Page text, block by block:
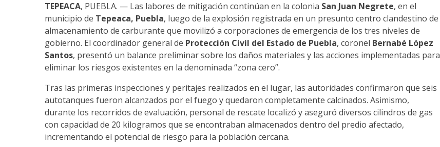
TEPEACA, PUEBLA. — Las labores de mitigación continúan en la colonia San Juan Negrete, en el
municipio de Tepeaca, Puebla, luego de la explosión registrada en un presunto centro clandestino de
almacenamiento de carburante que movilizó a corporaciones de emergencia de los tres niveles de
gobierno. El coordinador general de Protección Civil del Estado de Puebla, coronel Bernabé López
Santos, presentó un balance preliminar sobre los daños materiales y las acciones implementadas para
eliminar los riesgos existentes en la denominada “zona cero”.
Tras las primeras inspecciones y peritajes realizados en el lugar, las autoridades confirmaron que seis
autotanques fueron alcanzados por el fuego y quedaron completamente calcinados. Asimismo,
durante los recorridos de evaluación, personal de rescate localizó y aseguró diversos cilindros de gas
con capacidad de 20 kilogramos que se encontraban almacenados dentro del predio afectado,
incrementando el potencial de riesgo para la población cercana.